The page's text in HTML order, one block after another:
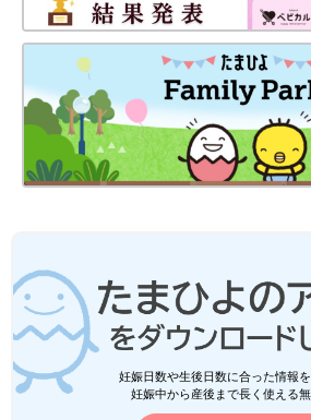
妊娠日数や生後日数に合った情報
妊娠中から産後まで長く使える